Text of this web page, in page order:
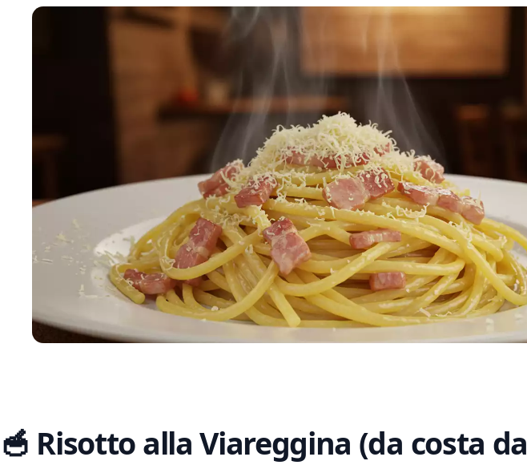
🥣 Risotto alla Viareggina (da costa da